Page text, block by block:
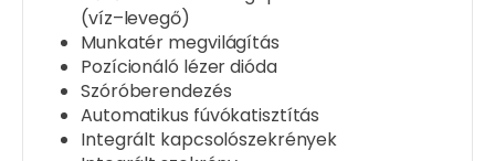
(víz–levegő)
Munkatér megvilágítás
Pozícionáló lézer dióda
Szóróberendezés
Automatikus fúvókatisztítás
Integrált kapcsolószekrények